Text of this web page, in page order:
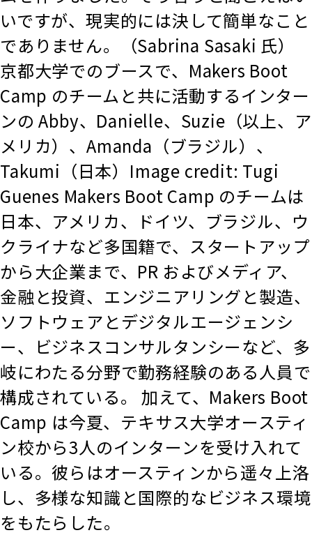
いですが、現実的には決して簡単なこと
でありません。（Sabrina Sasaki 氏）
京都大学でのブースで、Makers Boot
Camp のチームと共に活動するインター
ンの Abby、Danielle、Suzie（以上、ア
メリカ）、Amanda（ブラジル）、
Takumi（日本）Image credit: Tugi
Guenes Makers Boot Camp のチームは
日本、アメリカ、ドイツ、ブラジル、ウ
クライナなど多国籍で、スタートアップ
から大企業まで、PR およびメディア、
金融と投資、エンジニアリングと製造、
ソフトウェアとデジタルエージェンシ
ー、ビジネスコンサルタンシーなど、多
岐にわたる分野で勤務経験のある人員で
構成されている。 加えて、Makers Boot
Camp は今夏、テキサス大学オースティ
ン校から3人のインターンを受け入れて
いる。彼らはオースティンから遥々上洛
し、多様な知識と国際的なビジネス環境
をもたらした。